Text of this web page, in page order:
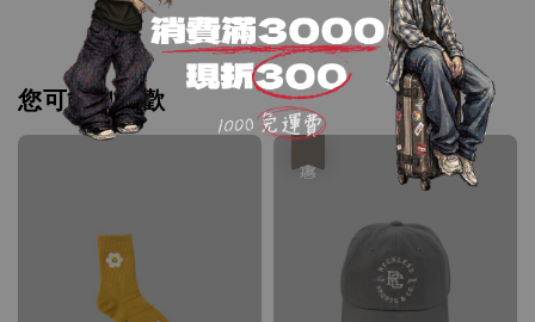
您可能也喜歡